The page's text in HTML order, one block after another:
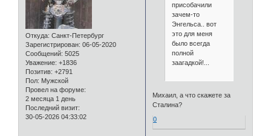
Откуда: Санкт-Петербург
Зарегистрирован: 06-05-2020
Сообщений: 5025
Уважение: +1836
Позитив: +2791
Пол: Мужской
Провел на форуме:
2 месяца 1 день
Последний визит:
30-05-2026 04:33:02
присобачили
зачем-то
Энгельса.. вот
это для меня
было всегда
полной
заагадкой!...
Михаил, а что скажете за
Сталина?
0